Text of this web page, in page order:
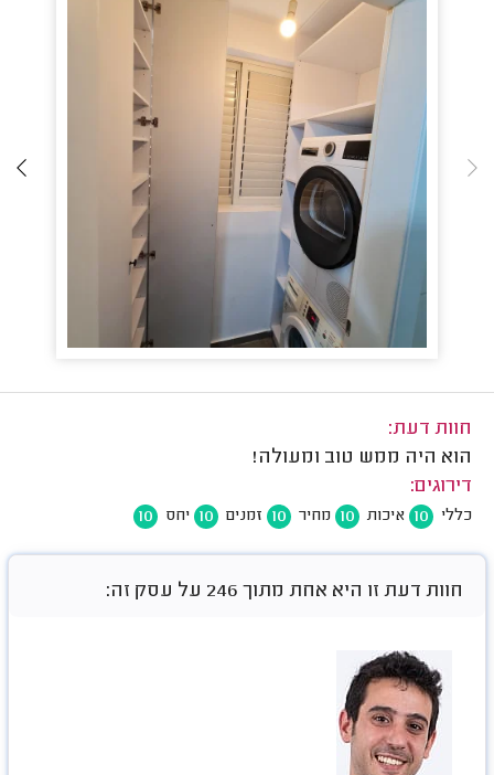
חוות דעת:
הוא היה ממש טוב ומעולה!
דירוגים:
כללי 10 איכות 10 מחיר 10 זמנים 10 יחס 10
חוות דעת זו היא אחת מתוך 246 על עסק זה: